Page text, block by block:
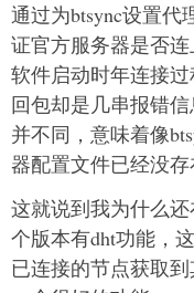
通过为btsync设置代
证官方服务器是否
软件启动时年连接
回包却是几串报错
并不同，意味着像
器配置文件已经没存
这就说到我为什么
个版本有dht功能，
已连接的节点获取